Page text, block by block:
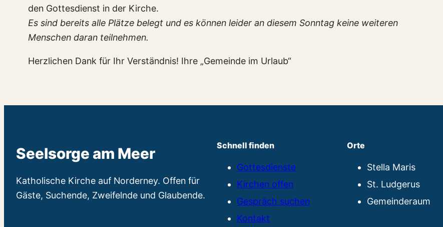
den Gottesdienst in der Kirche.
Es sind bereits alle Plätze belegt und es können leider an diesem Sonntag keine weiteren
Menschen daran teilnehmen.
Herzlichen Dank für Ihr Verständnis! Ihre „Gemeinde im Urlaub“
Seelsorge am Meer
Katholische Kirche auf Norderney. Offen für
Gäste, Suchende, Zweifelnde und Glaubende.
Schnell finden
Gottesdienste
Kirchen offen
Gespräch suchen
Kontakt
Orte
Stella Maris
St. Ludgerus
Gemeinderaum